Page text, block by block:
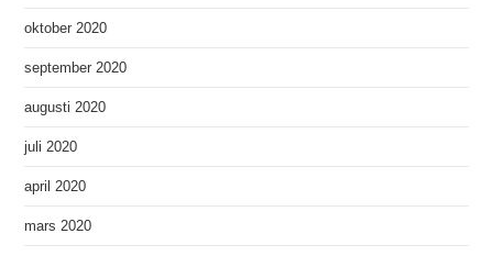
oktober 2020
september 2020
augusti 2020
juli 2020
april 2020
mars 2020